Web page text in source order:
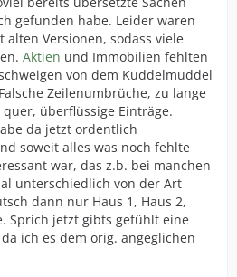
gefunden habe. Leider waren
alten Versionen, sodass viele
Aktien und Immobilien fehlten
von dem Kuddelmuddel
Zeilenumbrüche, zu lange
überflüssige Einträge.
da jetzt ordentlich
soweit alles was noch fehlte
war, das z.b. bei manchen
unterschiedlich von der Art
dann nur Haus 1, Haus 2,
Sprich jetzt gibts gefühlt eine
ich es dem orig. angeglichen